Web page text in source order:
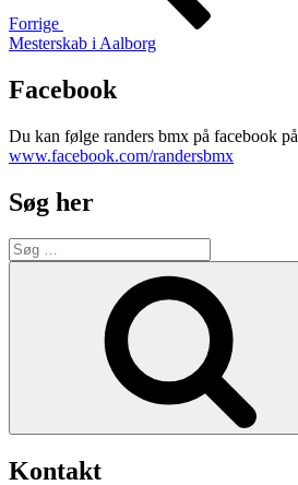
Forrige
Mesterskab i Aalborg
Facebook
Du kan følge randers bmx på facebook på
www.facebook.com/randersbmx
Søg her
Søg
efter:
Kontakt